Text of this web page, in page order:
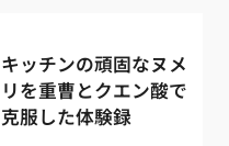
キッチンの頑固なヌメ
リを重曹とクエン酸で
克服した体験録